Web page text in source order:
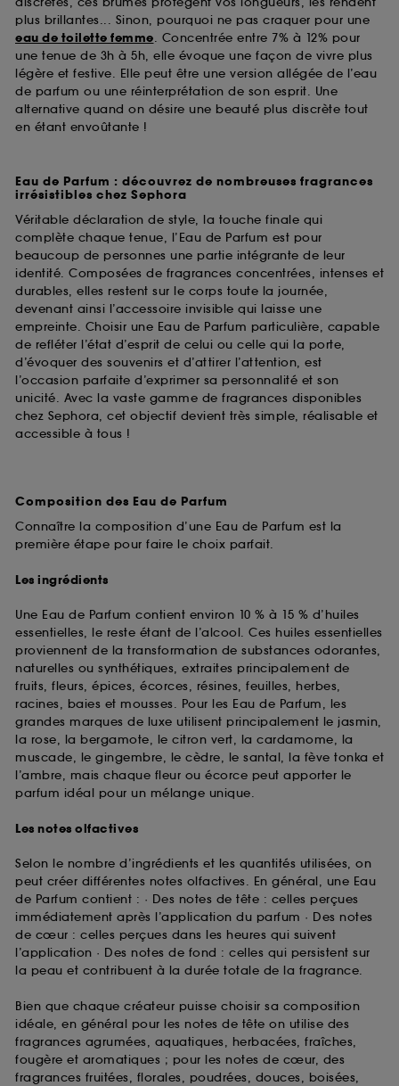
plus brillantes... Sinon, pourquoi ne pas craquer pour une
eau de toilette femme. Concentrée entre 7% à 12% pour
une tenue de 3h à 5h, elle évoque une façon de vivre plus
légère et festive. Elle peut être une version allégée de l’eau
de parfum ou une réinterprétation de son esprit. Une
alternative quand on désire une beauté plus discrète tout
en étant envoûtante !
Eau de Parfum : découvrez de nombreuses fragrances
irrésistibles chez Sephora
Véritable déclaration de style, la touche finale qui
complète chaque tenue, l’Eau de Parfum est pour
beaucoup de personnes une partie intégrante de leur
identité. Composées de fragrances concentrées, intenses et
durables, elles restent sur le corps toute la journée,
devenant ainsi l’accessoire invisible qui laisse une
empreinte. Choisir une Eau de Parfum particulière, capable
de refléter l’état d’esprit de celui ou celle qui la porte,
d’évoquer des souvenirs et d’attirer l’attention, est
l’occasion parfaite d’exprimer sa personnalité et son
unicité. Avec la vaste gamme de fragrances disponibles
chez Sephora, cet objectif devient très simple, réalisable et
accessible à tous !
Composition des Eau de Parfum
Connaître la composition d’une Eau de Parfum est la
première étape pour faire le choix parfait.
Les ingrédients
Une Eau de Parfum contient environ 10 % à 15 % d’huiles
essentielles, le reste étant de l’alcool. Ces huiles essentielles
proviennent de la transformation de substances odorantes,
naturelles ou synthétiques, extraites principalement de
fruits, fleurs, épices, écorces, résines, feuilles, herbes,
racines, baies et mousses. Pour les Eau de Parfum, les
grandes marques de luxe utilisent principalement le jasmin,
la rose, la bergamote, le citron vert, la cardamome, la
muscade, le gingembre, le cèdre, le santal, la fève tonka et
l’ambre, mais chaque fleur ou écorce peut apporter le
parfum idéal pour un mélange unique.
Les notes olfactives
Selon le nombre d’ingrédients et les quantités utilisées, on
peut créer différentes notes olfactives. En général, une Eau
de Parfum contient : · Des notes de tête : celles perçues
immédiatement après l’application du parfum · Des notes
de cœur : celles perçues dans les heures qui suivent
l’application · Des notes de fond : celles qui persistent sur
la peau et contribuent à la durée totale de la fragrance.
Bien que chaque créateur puisse choisir sa composition
idéale, en général pour les notes de tête on utilise des
fragrances agrumées, aquatiques, herbacées, fraîches,
fougère et aromatiques ; pour les notes de cœur, des
fragrances fruitées, florales, poudrées, douces, boisées,